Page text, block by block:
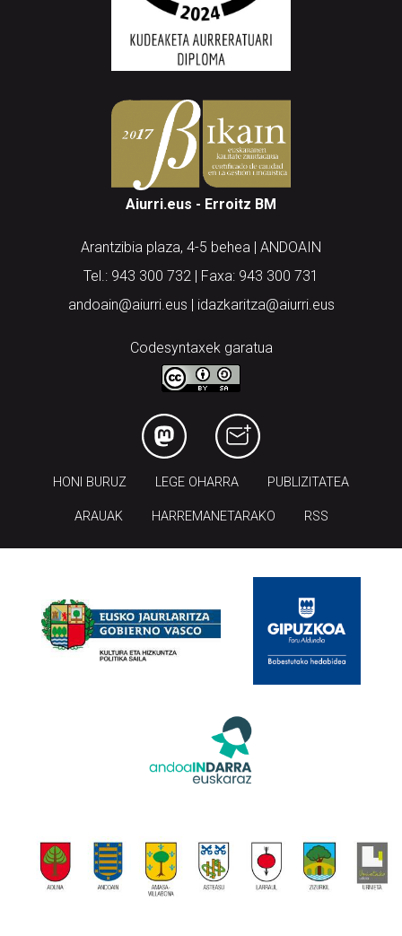
Aiurri.eus - Erroitz BM
Arantzibia plaza, 4-5 behea | ANDOAIN
Tel.: 943 300 732 | Faxa: 943 300 731
andoain@aiurri.eus | idazkaritza@aiurri.eus
Codesyntaxek garatua
HONI BURUZ LEGE OHARRA PUBLIZITATEA
ARAUAK HARREMANETARAKO RSS